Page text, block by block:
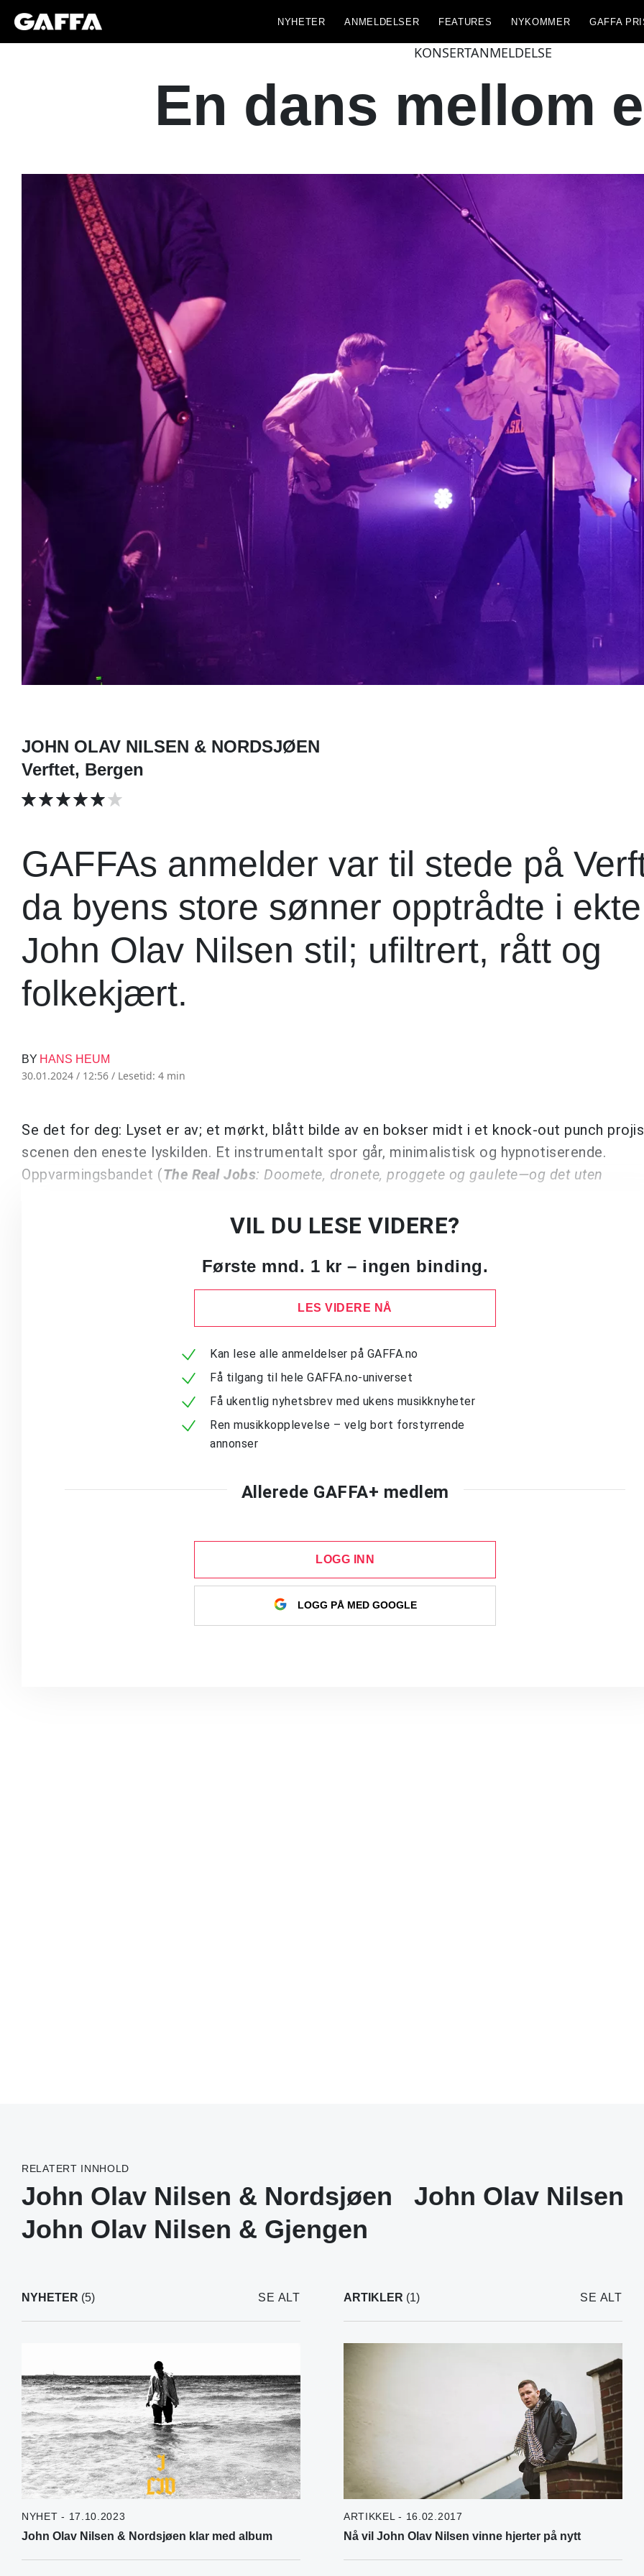
NYHETER ANMELDELSER FEATURES NYKOMMER GAFFA
KONSERTANMELDELSE
En dans mellom
JOHN OLAV NILSEN & NORDSJØEN
Verftet, Bergen
GAFFAs anmelder var til stede på
da byens store sønner opptrådte i ekte
John Olav Nilsen stil; ufiltrert, rått og
folkekjært.
BY HANS HEUM
30.01.2024 / 12:56 / Lesetid: 4 min
Se det for deg: Lyset er av; et mørkt, blått bilde av en bokser midt i et knock-out punch
scenen den eneste lyskilden. Et instrumentalt spor går, minimalistisk og hypnotiserende.
Oppvarmingsbandet (The Real Jobs: Doomete, dronete, proggete og gaulete—og det uten
VIL DU LESE VIDERE?
Første mnd. 1 kr – ingen binding.
LES VIDERE NÅ
Kan lese alle anmeldelser på GAFFA.no
Få tilgang til hele GAFFA.no-universet
Få ukentlig nyhetsbrev med ukens musikknyheter
Ren musikkopplevelse – velg bort forstyrrende
annonser
Allerede GAFFA+ medlem
LOGG INN
LOGG PÅ MED GOOGLE
RELATERT INNHOLD
John Olav Nilsen & Nordsjøen
John Olav Nilsen
John Olav Nilsen & Gjengen
NYHETER (5) SE ALT
NYHET - 17.10.2023
John Olav Nilsen & Nordsjøen klar med album
ARTIKLER (1) SE ALT
ARTIKKEL - 16.02.2017
Nå vil John Olav Nilsen vinne hjerter på nytt